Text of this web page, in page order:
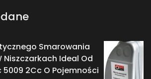
Smarowania
Niszczarkach Ideal Od
2Cc O Pojemności